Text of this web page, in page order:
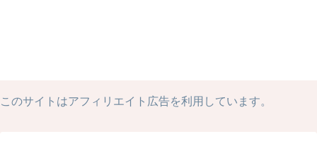
このサイトはアフィリエイト広告を利用しています。